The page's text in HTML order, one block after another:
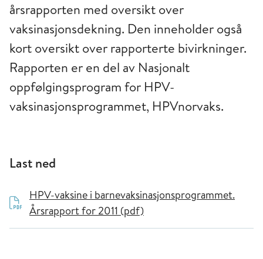
årsrapporten med oversikt over
vaksinasjonsdekning. Den inneholder også
kort oversikt over rapporterte bivirkninger.
Rapporten er en del av Nasjonalt
oppfølgingsprogram for HPV-
vaksinasjonsprogrammet, HPVnorvaks.
Last ned
HPV-vaksine i barnevaksinasjonsprogrammet.
Årsrapport for 2011 (pdf)